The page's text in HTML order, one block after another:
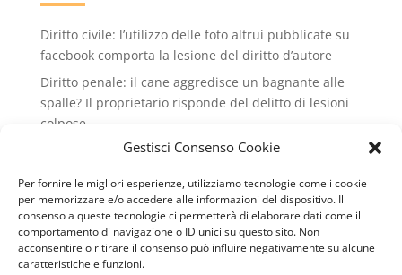
Gestisci Consenso Cookie
Per fornire le migliori esperienze, utilizziamo tecnologie come i cookie
per memorizzare e/o accedere alle informazioni del dispositivo. Il
consenso a queste tecnologie ci permetterà di elaborare dati come il
comportamento di navigazione o ID unici su questo sito. Non
acconsentire o ritirare il consenso può influire negativamente su alcune
caratteristiche e funzioni.
Diritto civile: l’utilizzo delle foto altrui pubblicate su
facebook comporta la lesione del diritto d’autore
Diritto penale: il cane aggredisce un bagnante alle
spalle? Il proprietario risponde del delitto di lesioni
colpose.
Condominio: no all'installazione di condizionatori
Lavoro: valido il licenziamento intimato via wathsApp
Diritto civile: il conduttore può recedere dal contratto
di locazione se il cane del vicino abbaia
continuamente